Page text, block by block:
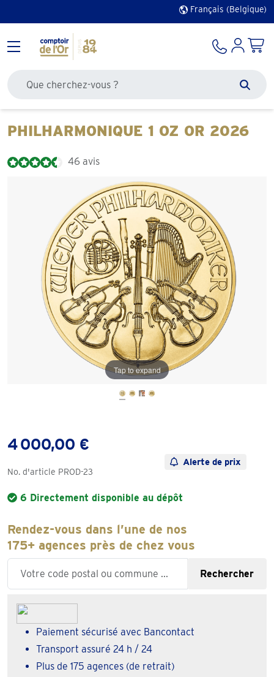
Français (Belgique)
PHILHARMONIQUE 1 OZ OR 2026
46 avis
Tap to expand
Alerte de prix
4 000,00 €
No. d'article PROD-23
6 Directement disponible au dépôt
Rendez-vous dans l’une de nos
175+ agences près de chez vous
Rechercher
Paiement sécurisé avec Bancontact
Transport assuré 24 h / 24
Plus de 175 agences (de retrait)